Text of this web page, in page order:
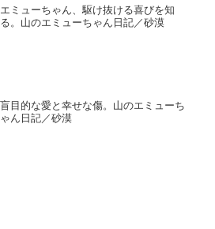
エミューちゃん、駆け抜ける喜びを知
る。山のエミューちゃん日記／砂漠
盲目的な愛と幸せな傷。山のエミューち
ゃん日記／砂漠